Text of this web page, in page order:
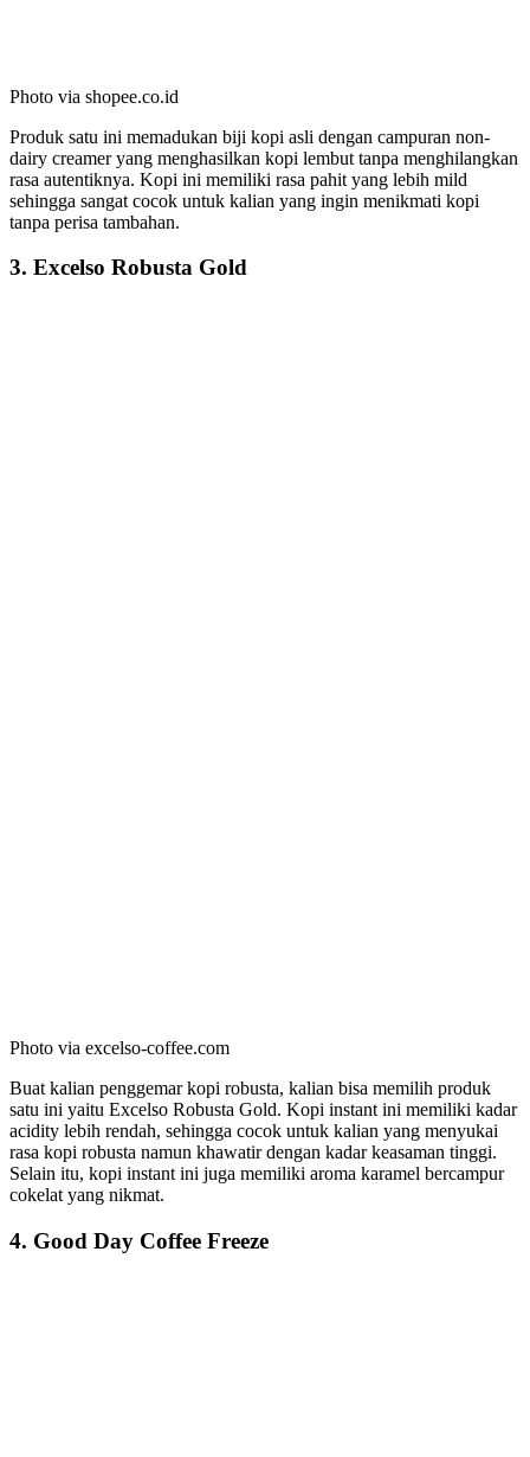
Photo via shopee.co.id
Produk satu ini memadukan biji kopi asli dengan campuran non-
dairy creamer yang menghasilkan kopi lembut tanpa menghilangkan
rasa autentiknya. Kopi ini memiliki rasa pahit yang lebih mild
sehingga sangat cocok untuk kalian yang ingin menikmati kopi
tanpa perisa tambahan.
3. Excelso Robusta Gold
Photo via excelso-coffee.com
Buat kalian penggemar kopi robusta, kalian bisa memilih produk
satu ini yaitu Excelso Robusta Gold. Kopi instant ini memiliki kadar
acidity lebih rendah, sehingga cocok untuk kalian yang menyukai
rasa kopi robusta namun khawatir dengan kadar keasaman tinggi.
Selain itu, kopi instant ini juga memiliki aroma karamel bercampur
cokelat yang nikmat.
4. Good Day Coffee Freeze